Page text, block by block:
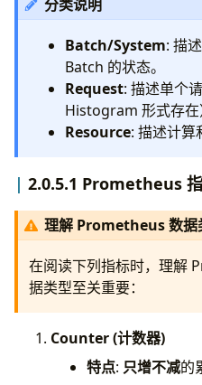
# 聚
# ... (检
# ... (移除已
# 调用
if (eco
eco .
分类说明
Batch/System: 描
Batch 的状态。
Request: 描述单个
Histogram 形式存在
Resource: 描述计算
2.0.5.1 Prometheus
理解 Prometheus 数据
在阅读下列指标时，理解
据类型至关重要：
Counter (计数器)
特点: 只增不减的